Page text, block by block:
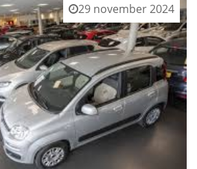
29 november 2024